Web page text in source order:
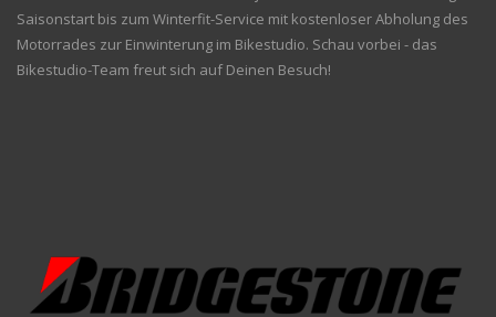
Saisonstart bis zum Winterfit-Service mit kostenloser Abholung des
Motorrades zur Einwinterung im Bikestudio. Schau vorbei - das
Bikestudio-Team freut sich auf Deinen Besuch!